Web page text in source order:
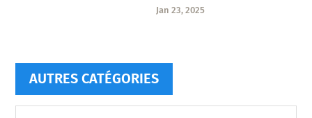
Jan 23, 2025
AUTRES CATÉGORIES